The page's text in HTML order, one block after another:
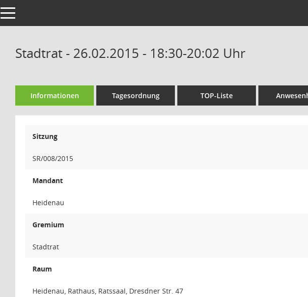
Toggle navigation
Stadtrat - 26.02.2015 - 18:30-20:02 Uhr
Informationen Tagesordnung TOP-Liste
Sitzung
SR/008/2015
Mandant
Heidenau
Gremium
Stadtrat
Raum
Heidenau, Rathaus, Ratssaal, Dresdner Str. 47